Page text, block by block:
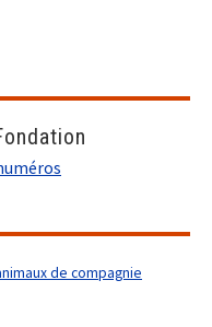
de compagnie